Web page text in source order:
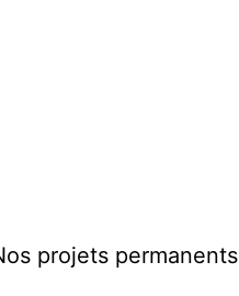
projets permanents